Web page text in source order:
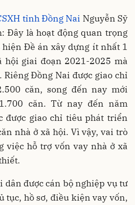
tỉnh Đồng Nai Nguyễn Sỹ
Đây là hoạt động quan trọng
Đề án xây dựng ít nhất 1
hội giai đoạn 2021-2025 mà
Riêng Đồng Nai được giao chỉ
căn, song đến nay mới
căn. Từ nay đến năm
được giao chỉ tiêu phát triển
nhà ở xã hội. Vì vậy, vai trò
việc hỗ trợ vốn vay nhà ở xã
dân được cán bộ nghiệp vụ tư
tục, hồ sơ, điều kiện vay vốn,